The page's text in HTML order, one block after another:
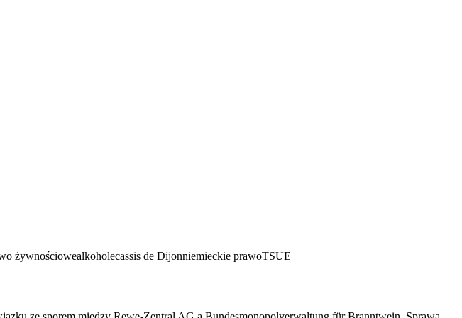
żywnościowealkoholecassis de Dijonniemieckie prawoTSUE